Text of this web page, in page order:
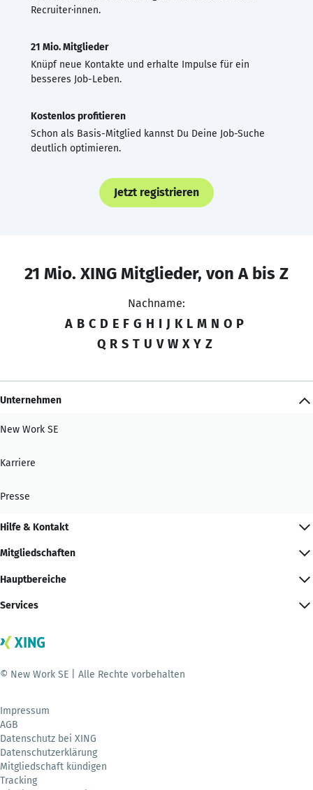
Recruiter·innen.
21 Mio. Mitglieder
Knüpf neue Kontakte und erhalte Impulse für ein
besseres Job-Leben.
Kostenlos profitieren
Schon als Basis-Mitglied kannst Du Deine Job-Suche
deutlich optimieren.
Jetzt registrieren
21 Mio. XING Mitglieder, von A bis Z
Nachname:
A B C D E F G H I J K L M N O P
Q R S T U V W X Y Z
Unternehmen
New Work SE
Karriere
Presse
Hilfe & Kontakt
Mitgliedschaften
Hauptbereiche
Services
© New Work SE | Alle Rechte vorbehalten
Impressum
AGB
Datenschutz bei XING
Datenschutzerklärung
Mitgliedschaft kündigen
Tracking